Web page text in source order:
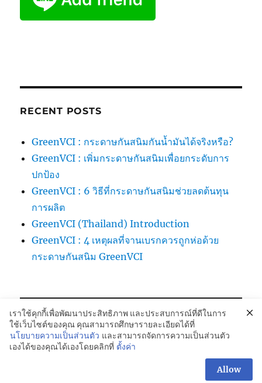
RECENT POSTS
GreenVCI : กระดาษกันสนิมกันน้ำมันได้จริงหรือ?
GreenVCI : เพิ่มกระดาษกันสนิมเพื่อยกระดับการ
ปกป้อง
GreenVCI : 6 วิธีที่กระดาษกันสนิมช่วยลดต้นทุน
การผลิต
GreenVCI (Thailand) Introduction
GreenVCI : 4 เหตุผลที่จานเบรกควรถูกห่อด้วย
กระดาษกันสนิม GreenVCI
GREENVCi Kraft Paper-กระดาษกันสนิม:081-042-4988
เราใช้คุกกี้เพื่อพัฒนาประสิทธิภาพ และประสบการณ์ที่ดีในการ
ใช้เว็บไซต์ของคุณ คุณสามารถศึกษารายละเอียดได้ที่
นโยบายความเป็นส่วนตัว และสามารถจัดการความเป็นส่วนตัว
เองได้ของคุณได้เองโดยคลิกที่ ตั้งค่า
Allow